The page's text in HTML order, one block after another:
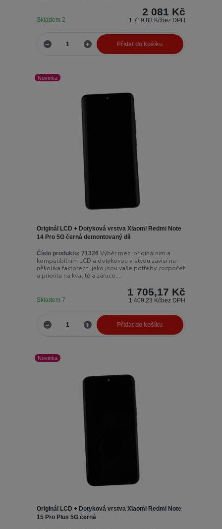
2 081 Kč
1 719,83 Kčbez DPH
Skladem 2
Přidat do košíku
Novinka
Originál LCD + Dotyková vrstva Xiaomi Redmi Note
14 Pro 5G černá demontovaný díl
Číslo produktu: 71326 Výběr mezi originálním a
kompatibilním LCD a dotykovou vrstvou závisí na
několika faktorech, jako jsou vaše potřeby, rozpočet
a priorita na kvalitě a záruce....
1 705,17 Kč
1 409,23 Kčbez DPH
Skladem 7
Přidat do košíku
Novinka
Originál LCD + Dotyková vrstva Xiaomi Redmi Note
15 Pro Plus 5G černá